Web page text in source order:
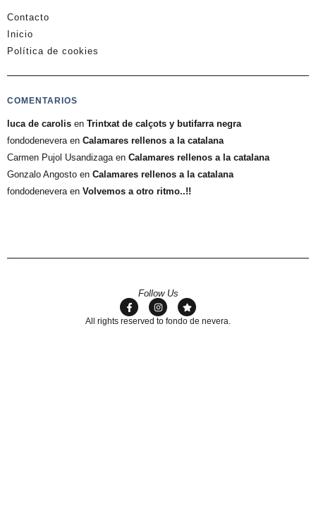
Contacto
Inicio
Política de cookies
COMENTARIOS
luca de carolis en Trintxat de calçots y butifarra negra
fondodeneveraen Calamares rellenos a la catalana
Carmen Pujol Usandizagaen Calamares rellenos a la catalana
Gonzalo Angosto en Calamares rellenos a la catalana
fondodeneveraen Volvemos a otro ritmo..!!
Follow Us
All rights reserved to fondo de nevera.